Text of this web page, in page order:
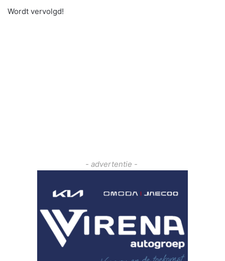
Wordt vervolgd!
- advertentie -